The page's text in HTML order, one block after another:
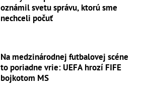
oznámil svetu správu, ktorú sme
nechceli počuť
Na medzinárodnej futbalovej scéne
to poriadne vrie: UEFA hrozí FIFE
bojkotom MS